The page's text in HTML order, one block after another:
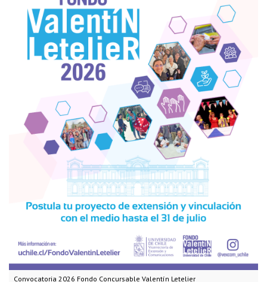
Convocatoria 2026 Fondo Concursable Valentín Letelier